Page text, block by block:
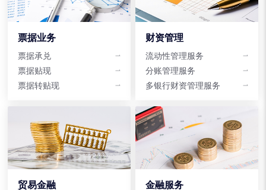
票据业务
票据承兑
票据贴现
票据转贴现
财资管理
流动性管理服务
分账管理服务
多银行财资管理服务
贸易金融 金融服务